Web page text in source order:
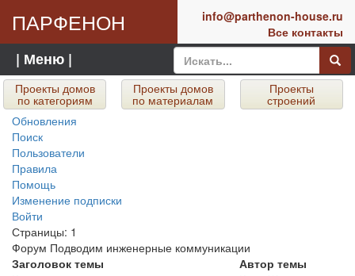
ПАРФЕНОН
info@parthenon-house.ru
Все контакты
| Меню |
Проекты домов
по категориям
Проекты домов
по материалам
Проекты
строений
Обновления
Поиск
Пользователи
Правила
Помощь
Изменение подписки
Войти
Страницы: 1
Форум Подводим инженерные коммуникации
Заголовок темы
Автор темы